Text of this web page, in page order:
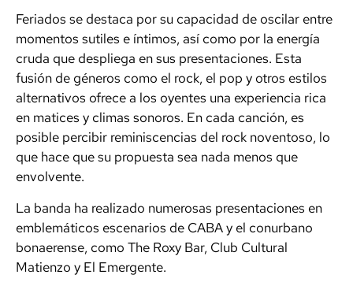
Feriados se destaca por su capacidad de oscilar entre
momentos sutiles e íntimos, así como por la energía
cruda que despliega en sus presentaciones. Esta
fusión de géneros como el rock, el pop y otros estilos
alternativos ofrece a los oyentes una experiencia rica
en matices y climas sonoros. En cada canción, es
posible percibir reminiscencias del rock noventoso, lo
que hace que su propuesta sea nada menos que
envolvente.
La banda ha realizado numerosas presentaciones en
emblemáticos escenarios de CABA y el conurbano
bonaerense, como The Roxy Bar, Club Cultural
Matienzo y El Emergente.